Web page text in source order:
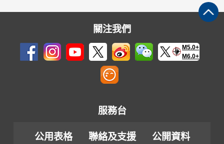
關注我們
M5.0+
M6.0+
服務台
公用表格 聯絡及支援
公開資料